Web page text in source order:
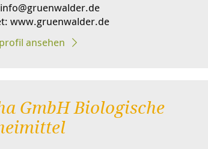
www.gruenwalder.de
ansehen
GmbH Biologische